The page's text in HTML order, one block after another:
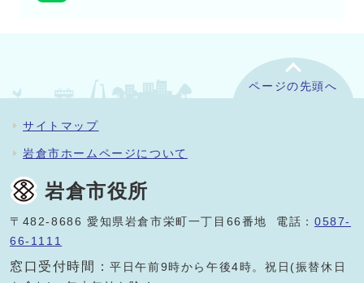
ページの先頭へ
サイトマップ
岩倉市ホームページについて
岩倉市役所
〒482-8686 愛知県岩倉市栄町一丁目66番地 電話：0587-
66-1111
窓口受付時間：平日午前9時から午後4時。祝日(振替休日